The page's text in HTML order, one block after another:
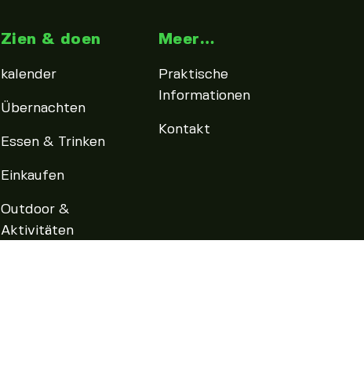
Zien & doen
kalender
Übernachten
Essen & Trinken
Einkaufen
Outdoor &
Aktivitäten
Meer…
Praktische
Informationen
Kontakt